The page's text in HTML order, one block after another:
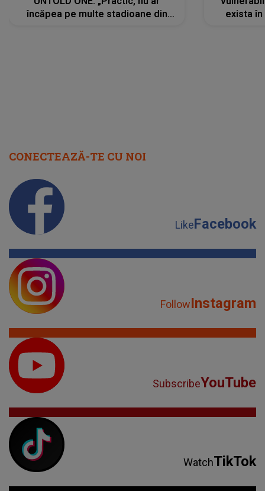
încăpea pe multe stadioane din
exista
CONECTEAZĂ-TE CU NOI
LikeFacebook
FollowInstagram
SubscribeYouTube
WatchTikTok